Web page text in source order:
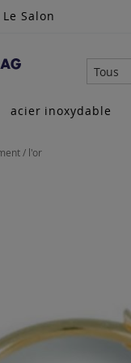
Le Salon
Tous
acier inoxydable
/ l'or